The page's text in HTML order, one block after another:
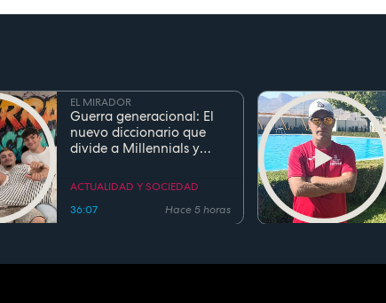
EL MIRADOR
Guerra generacional: El
nuevo diccionario que
divide a Millennials y
ACTUALIDAD Y SOCIEDAD
36:07
Hace 5 horas